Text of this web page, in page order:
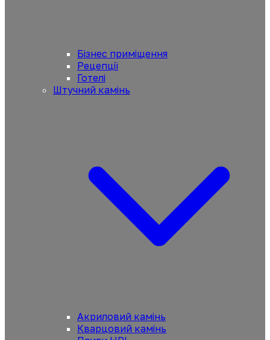
Бізнес приміщення
Рецепції
Готелі
Штучний камінь
Акриловий камінь
Кварцовий камінь